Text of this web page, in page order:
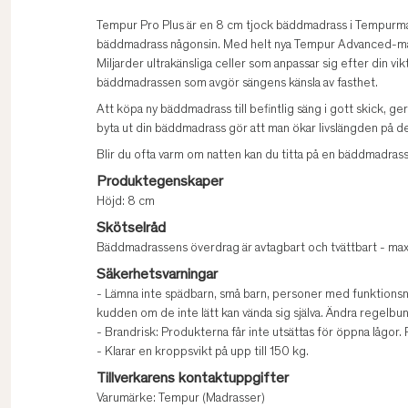
Tempur Pro Plus är en 8 cm tjock bäddmadrass i
bäddmadrass någonsin. Med helt nya Tempur
Miljarder ultrakänsliga celler som anpassar sig efter din
bäddmadrassen som avgör sängens känsla av fasthet.
Att köpa ny bäddmadrass till befintlig säng i gott skick,
byta ut din bäddmadrass gör att man ökar livslängden på
Blir du ofta varm om natten kan du titta på en
Produktegenskaper
Höjd: 8 cm
Skötselråd
Bäddmadrassens överdrag är avtagbart och tvättbart -
Säkerhetsvarningar
- Lämna inte spädbarn, små barn, personer med
kudden om de inte lätt kan vända sig själva. Ändra
- Brandrisk: Produkterna får inte utsättas för öppna lågor.
- Klarar en kroppsvikt på upp till 150 kg.
Tillverkarens kontaktuppgifter
Varumärke: Tempur (Madrasser)